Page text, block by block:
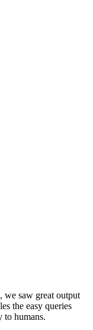
we saw great output
the easy queries
to humans.